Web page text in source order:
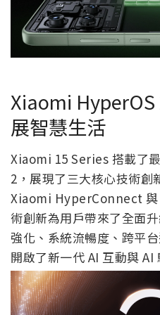
Xiaomi
展智慧生活
Xiaomi 15 Series 搭載了
2，展現了三大核心技術
Xiaomi HyperConnect
術創新為用戶帶來了全面
強化、系統流暢度、跨平
開啟了新一代 AI 互動與 AI